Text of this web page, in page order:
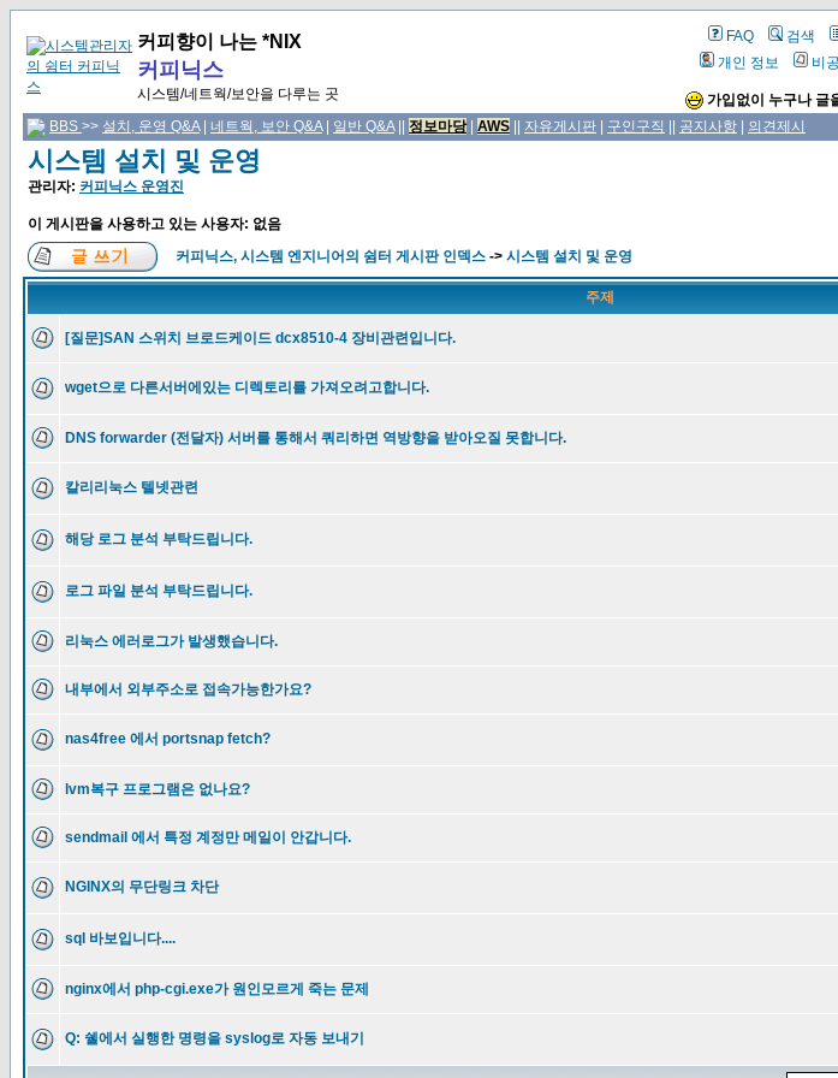
커피향이 나는 *NIX
커피닉스
시스템/네트웍/보안을 다루는 곳
FAQ 검색
개인 정보
비
가입없이 누구나 글
BBS >> 설치, 운영 Q&A| 네트웍, 보안 Q&A| 일반 Q&A|| 정보마당| AWS 자유게시판 구인구직 공지사항 의견제시
시스템 설치 및 운영
관리자: 커피닉스 운영진
이 게시판을 사용하고 있는 사용자: 없음
커피닉스, 시스템 엔지니어의 쉼터 게시판 인덱스 -> 시스템 설치 및 운영
주제
[질문]SAN 스위치 브로드케이드 dcx8510-4 장비관련입니다.
wget으로 다른서버에있는 디렉토리를 가져오려고합니다.
DNS forwarder (전달자) 서버를 통해서 쿼리하면 역방향을 받아오질 못합니다.
칼리리눅스 텔넷관련
해당 로그 분석 부탁드립니다.
로그 파일 분석 부탁드립니다.
리눅스 에러로그가 발생했습니다.
내부에서 외부주소로 접속가능한가요?
nas4free 에서 portsnap fetch?
lvm복구 프로그램은 없나요?
sendmail 에서 특정 계정만 메일이 안갑니다.
NGINX의 무단링크 차단
sql 바보입니다....
nginx에서 php-cgi.exe가 원인모르게 죽는 문제
Q: 쉘에서 실행한 명령을 syslog로 자동 보내기